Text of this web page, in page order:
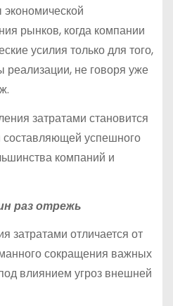
рынков, когда компании
усилия только для того,
не говоря уже
затратами становится
успешного
компаний и
раз отрежь
затратами отличается от
сокращения важных
влиянием угроз внешней